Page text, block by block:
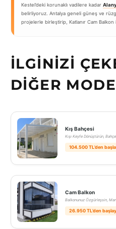
Kestel’deki korunaklı vadilere kadar
belirliyoruz. Antalya geneli güneş ve
projelerle birleştirip, Katlanır Cam Balkon
İLGINIZI
DIĞER
Kış Bahçesi
Kışı Keyfe Dönüştürün,
104.500 TL’den
Cam Balkon
Balkonunuz Özgürleşsin,
26.950 TL’den